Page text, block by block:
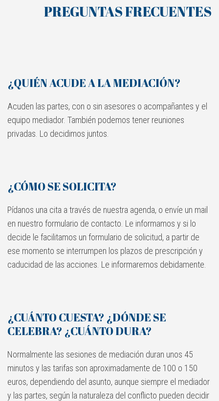
PREGUNTAS FRECUENTES
¿QUIÉN ACUDE A LA MEDIACIÓN?
Acuden las partes, con o sin asesores o acompañantes y el
equipo mediador. También podemos tener reuniones
privadas. Lo decidimos juntos.
¿CÓMO SE SOLICITA?
Pídanos una cita a través de nuestra agenda, o envíe un mail
en nuestro formulario de contacto. Le informamos y si lo
decide le facilitamos un formulario de solicitud, a partir de
ese momento se interrumpen los plazos de prescripción y
caducidad de las acciones. Le informaremos debidamente.
¿CUÁNTO CUESTA? ¿DÓNDE SE
CELEBRA? ¿CUÁNTO DURA?
Normalmente las sesiones de mediación duran unos 45
minutos y las tarifas son aproximadamente de 100 o 150
euros, dependiendo del asunto, aunque siempre el mediador
y las partes, según la naturaleza del conflicto pueden decidir